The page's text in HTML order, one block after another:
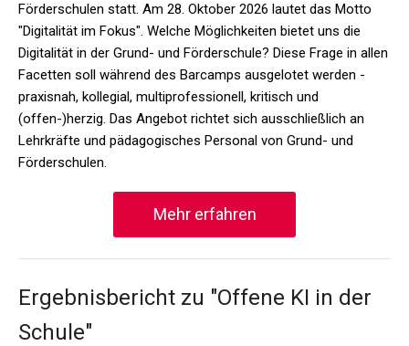
Förderschulen statt. Am 28. Oktober 2026 lautet das Motto
"Digitalität im Fokus". Welche Möglichkeiten bietet uns die
Digitalität in der Grund- und Förderschule? Diese Frage in allen
Facetten soll während des Barcamps ausgelotet werden -
praxisnah, kollegial, multiprofessionell, kritisch und
(offen-)herzig. Das Angebot richtet sich ausschließlich an
Lehrkräfte und pädagogisches Personal von Grund- und
Förderschulen.
Mehr erfahren
Ergebnisbericht zu "Offene KI in der
Schule"